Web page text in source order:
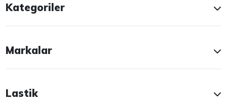
Kategoriler
Markalar
Lastik